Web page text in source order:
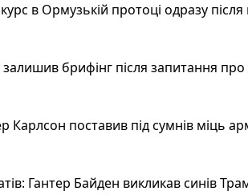
в Ормузькій протоці одразу
брифінг після запитання
поставив під сумнів міць
Гантер Байден викликав синів